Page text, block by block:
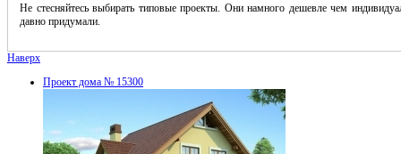
Не стесняйтесь выбирать типовые проекты. Они намного дешевле чем
давно придумали.
Наверх
Проект дома № 15300